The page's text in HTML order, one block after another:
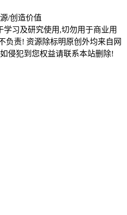
/创造价值
习及研究使用,切勿用于商业用
负责! 资源除标明原创外均来自网
侵犯到您权益请联系本站删除!